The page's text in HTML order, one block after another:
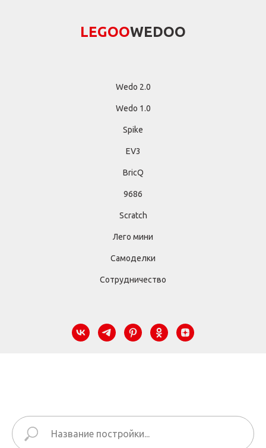
LEGООWEDОО
Wedo 2.0
Wedo 1.0
Spike
EV3
BricQ
9686
Scratch
Лего мини
Самоделки
Сотрудничество